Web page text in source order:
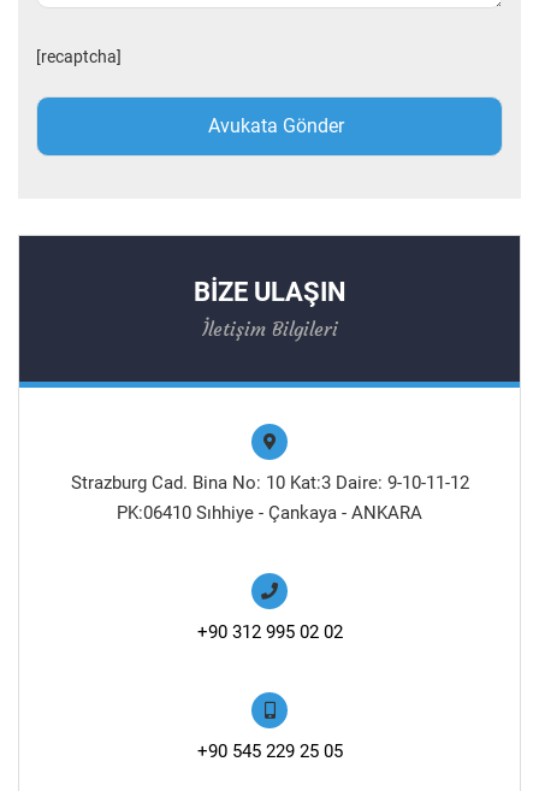
[recaptcha]
BİZE ULAŞIN
İletişim Bilgileri
Strazburg Cad. Bina No: 10 Kat:3 Daire: 9-10-11-12
PK:06410 Sıhhiye - Çankaya - ANKARA
+90 312 995 02 02
+90 545 229 25 05